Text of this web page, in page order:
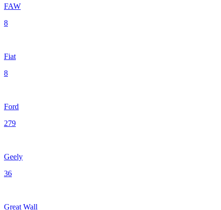
FAW
8
Fiat
8
Ford
279
Geely
36
Great Wall